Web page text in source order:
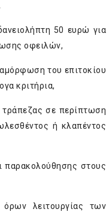
50 ευρώ για
οφειλών,
του επιτοκίου
κριτήρια,
τράπεζας σε περίπτωση
ή κλαπέντος
παρακολούθησης στους
λειτουργίας των